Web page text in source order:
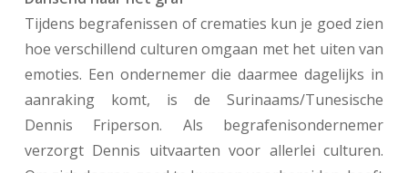
Tijdens begrafenissen of crematies kun je goed zien
hoe verschillend culturen omgaan met het uiten van
emoties. Een ondernemer die daarmee dagelijks in
aanraking komt, is de Surinaams/Tunesische
Dennis Friperson. Als begrafenisondernemer
verzorgt Dennis uitvaarten voor allerlei culturen.